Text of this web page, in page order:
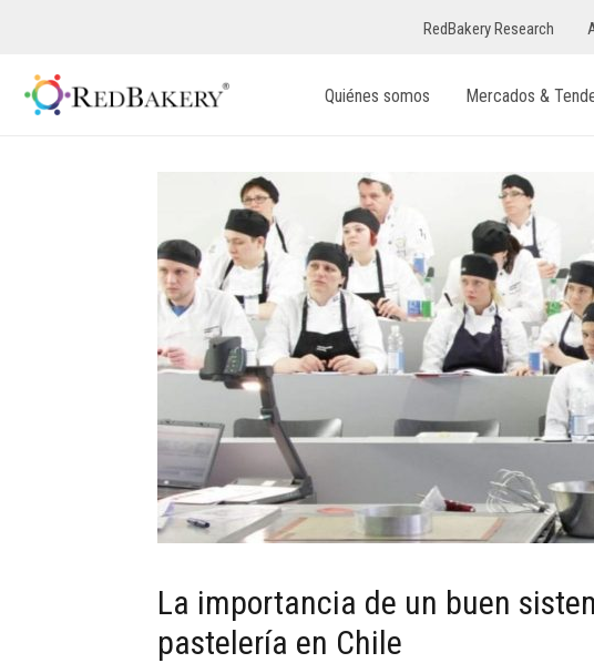
RedBakery Research
Quiénes somos Mercados &
La importancia de un buen
pastelería en Chile